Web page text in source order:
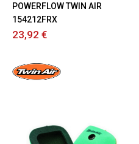
POWERFLOW TWIN AIR
154212FRX
23,92 €